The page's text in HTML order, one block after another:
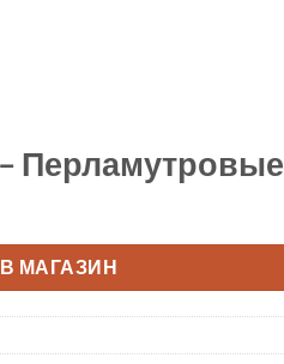
Перламутровые
В МАГАЗИН